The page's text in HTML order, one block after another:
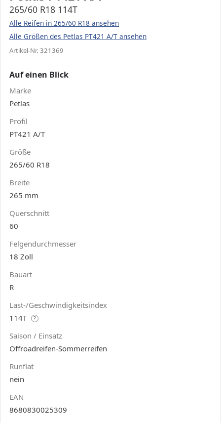
265/60 R18 114T
Alle Reifen in 265/60 R18 ansehen
Alle Größen des Petlas PT421 A/T ansehen
Artikel-Nr. 321369
Auf einen Blick
Marke
Petlas
Profil
PT421 A/T
Größe
265/60 R18
Breite
265 mm
Querschnitt
60
Felgendurchmesser
18 Zoll
Bauart
R
Last-/Geschwindigkeitsindex
114T
?
Saison / Einsatz
Offroadreifen-Sommerreifen
Runflat
nein
EAN
8680830025309